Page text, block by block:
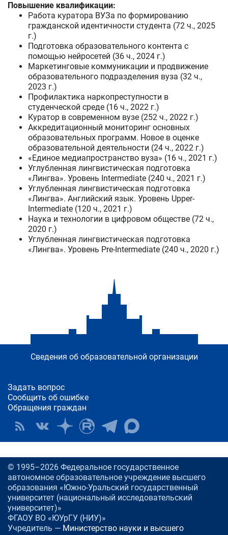
Повышение квалификации:
Работа куратора ВУЗа по формированию
гражданской идентичности студента (72 ч., 2025
г.)
Подготовка образовательного контента с
помощью нейросетей (36 ч., 2024 г.)
Маркетинговые коммуникации и продвижение
образовательного подразделения вуза (32 ч.,
2023 г.)
Профилактика наркопреступности в
студенческой среде (16 ч., 2022 г.)
Куратор в современном вузе (252 ч., 2022 г.)
Аккредитационный мониторинг основных
образовательных программ. Новое в оценке
образовательной деятельности (24 ч., 2022 г.)
«Единое медиапространство вуза» (16 ч., 2021 г.)
Углубленная лингвистическая подготовка
«Лингва». Уровень Intermediate (240 ч., 2021 г.)
Углубленная лингвистическая подготовка
«Лингва». Английский язык. Уровень Upper-
Intermediate (120 ч., 2021 г.)
Наука и технологии в цифровом обществе (72 ч.,
2020 г.)
Углубленная лингвистическая подготовка
«Лингва». Уровень Pre-Intermediate (240 ч., 2020 г.)
Сведения об образовательной организации
Задать вопрос
Сообщить об ошибке
Обращения граждан
© 1995–2026 Федеральное государственное
автономное образовательное учреждение высшего
образования «Южно-Уральский государственный
университет (национальный исследовательский
университет)»
ФГАОУ ВО «ЮУрГУ (НИУ)»
Учредитель — Министерство науки и высшего